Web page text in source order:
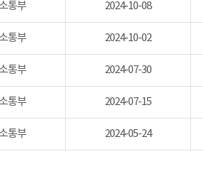
통부 2024-10-08
통부 2024-10-02
통부 2024-07-30
통부 2024-07-15
통부 2024-05-24